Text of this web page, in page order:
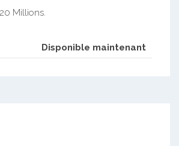
Millions.
Disponible maintenant